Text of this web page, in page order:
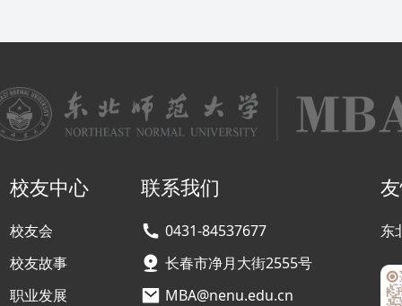
校友中心
校友会
校友故事
职业发展
联系我们
0431-84537677
长春市净月大街2555号
MBA@nenu.edu.cn
东